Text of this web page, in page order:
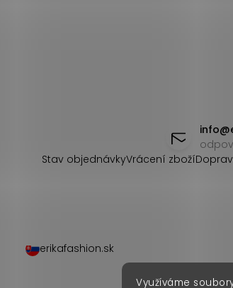
Využíváme
info@
Stav objednávkyVrácení zboží
erikafashion.sk